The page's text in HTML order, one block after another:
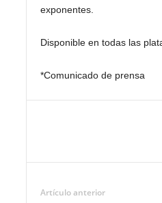
exponentes.
Disponible en todas las
*Comunicado de prensa
Artículo anterior